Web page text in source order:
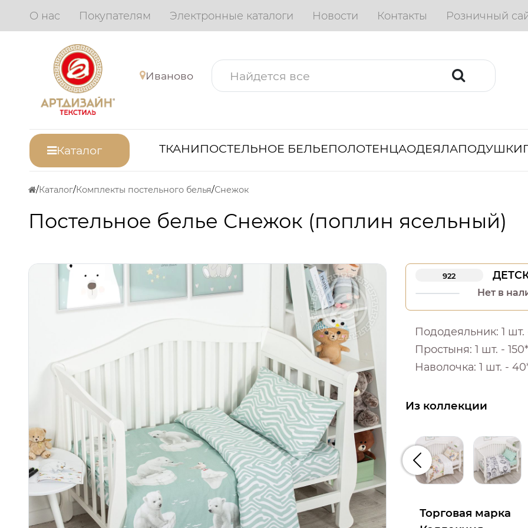
О нас Покупателям Электронные каталоги Новости Контакты Розничный
Иваново
Каталог ТКАНИПОСТЕЛЬНОЕ БЕЛЬЕПОЛОТЕНЦАОДЕЯЛАПОДУШКИ
Каталог Комплекты постельного белья Снежок
Постельное белье Снежок (поплин ясельный)
922
Нет в
Пододеяльник: 1 шт. -
Простыня: 1 шт. -
Наволочка: 1 шт. -
Из коллекции
Предыдущий
Торговая марка